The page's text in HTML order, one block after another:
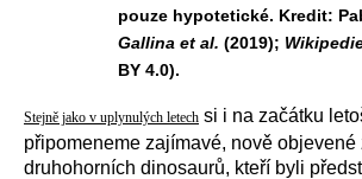
pouze hypotetické. Kredit:
Gallina et al. (2019);
BY 4.0).
Stejně jako v uplynulých letech si i na začátku
připomeneme zajímavé, nově objevené
druhohorních dinosaurů, kteří byli